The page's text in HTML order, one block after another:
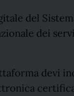
del
dei
devi